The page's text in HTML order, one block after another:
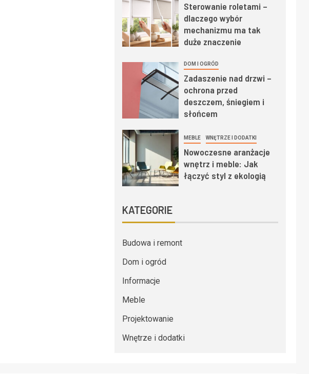
Sterowanie roletami –
dlaczego wybór
mechanizmu ma tak
duże znaczenie
DOM I OGRÓD
Zadaszenie nad drzwi –
ochrona przed
deszczem, śniegiem i
słońcem
MEBLE WNĘTRZE I DODATKI
Nowoczesne aranżacje
wnętrz i meble: Jak
łączyć styl z ekologią
KATEGORIE
Budowa i remont
Dom i ogród
Informacje
Meble
Projektowanie
Wnętrze i dodatki